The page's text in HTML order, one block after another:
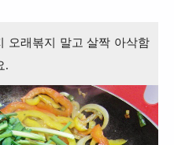
오래볶지 말고 살짝 아삭함
.